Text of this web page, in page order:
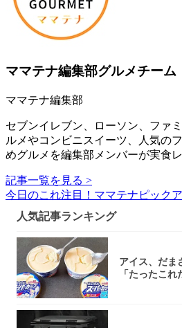
ママテナ編集部グルメチーム
ママテナ編集部
セブンイレブン、ローソン、ファ
ルメやコンビニスイーツ、人気の
めグルメを編集部メンバーが実食
記事一覧を見る >
今日のこれ注目！ママテナピック
人気記事ランキング
アイス、だま
「たったこ